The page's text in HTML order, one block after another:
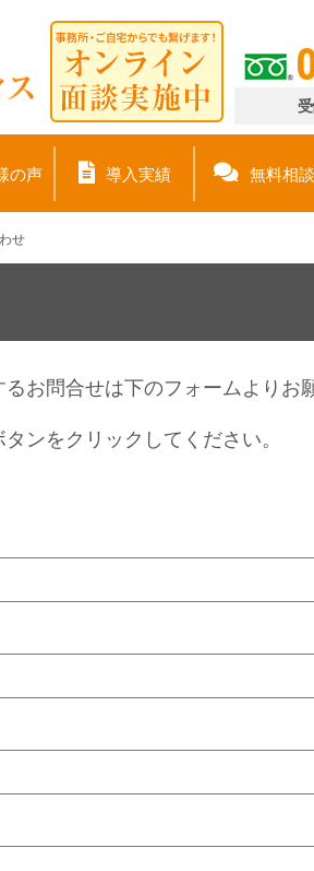
の声 導入実績 無料相談
せ
お問合せは下のフォームよりお
ンをクリックしてください。